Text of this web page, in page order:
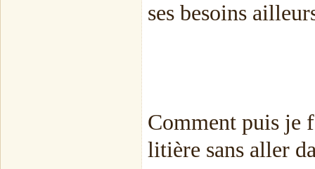
ses besoins
Comment puis je
litière sans aller